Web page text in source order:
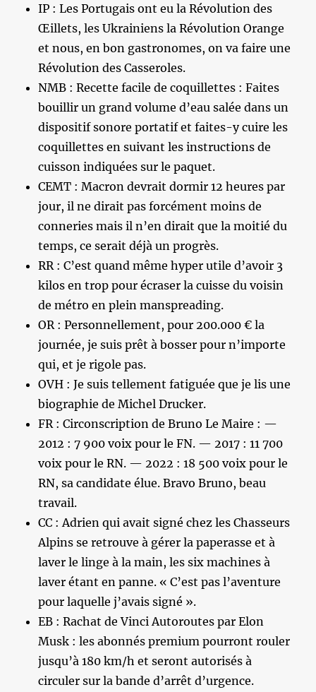
IP : Les Portugais ont eu la Révolution des
Œillets, les Ukrainiens la Révolution Orange
et nous, en bon gastronomes, on va faire une
Révolution des Casseroles.
NMB : Recette facile de coquillettes : Faites
bouillir un grand volume d’eau salée dans un
dispositif sonore portatif et faites-y cuire les
coquillettes en suivant les instructions de
cuisson indiquées sur le paquet.
CEMT : Macron devrait dormir 12 heures par
jour, il ne dirait pas forcément moins de
conneries mais il n’en dirait que la moitié du
temps, ce serait déjà un progrès.
RR : C’est quand même hyper utile d’avoir 3
kilos en trop pour écraser la cuisse du voisin
de métro en plein manspreading.
OR : Personnellement, pour 200.000 € la
journée, je suis prêt à bosser pour n’importe
qui, et je rigole pas.
OVH : Je suis tellement fatiguée que je lis une
biographie de Michel Drucker.
FR : Circonscription de Bruno Le Maire : —
2012 : 7 900 voix pour le FN. — 2017 : 11 700
voix pour le RN. — 2022 : 18 500 voix pour le
RN, sa candidate élue. Bravo Bruno, beau
travail.
CC : Adrien qui avait signé chez les Chasseurs
Alpins se retrouve à gérer la paperasse et à
laver le linge à la main, les six machines à
laver étant en panne. « C’est pas l’aventure
pour laquelle j’avais signé ».
EB : Rachat de Vinci Autoroutes par Elon
Musk : les abonnés premium pourront rouler
jusqu’à 180 km/h et seront autorisés à
circuler sur la bande d’arrêt d’urgence.